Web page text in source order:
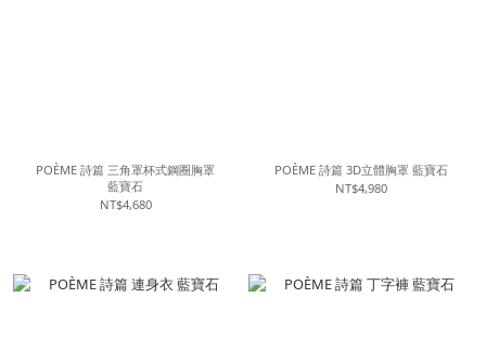
POÈME 詩篇 三角罩杯式鋼圈胸罩
藍寶石
NT$4,680
POÈME 詩篇 3D立體胸罩 藍寶石
NT$4,980